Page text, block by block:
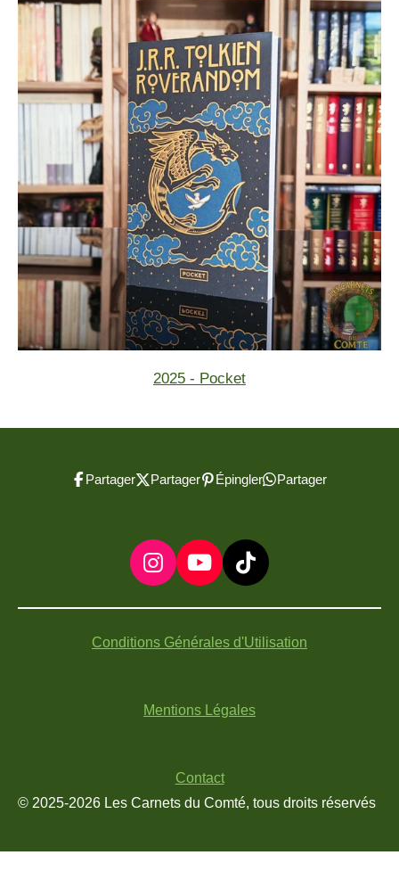
2025 - Pocket
Partager Partager Épingler Partager
I
s
t
r
a
Y
u
T
e
T
k
T
Conditions Générales d'Utilisation
Mentions Légales
Contact
© 2025-2026 Les Carnets du Comté, tous droits réservés